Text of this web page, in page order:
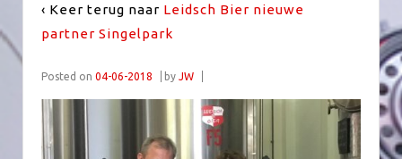
‹ Keer terug naar Leidsch Bier nieuwe
partner Singelpark
Posted on 04-06-2018 by JW